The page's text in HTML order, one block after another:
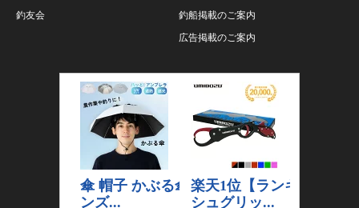
釣友会
釣船掲載のご案内
広告掲載のご案内